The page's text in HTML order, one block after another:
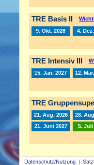
Datenschutz/Nutzung |
TRE Basis II
9. Okt. 2026 4.
TRE Intensiv III
15. Jan. 2027 12.
TRE
21. Aug. 2026 28.
21. Juni 2027
5. Juli